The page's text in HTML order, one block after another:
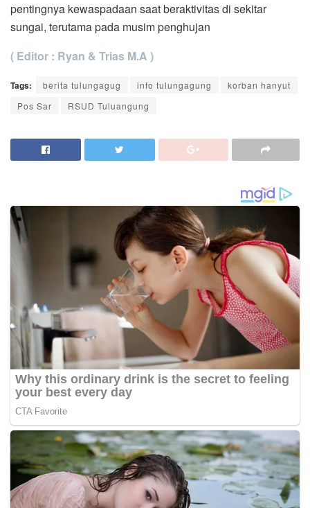
pentingnya kewaspadaan saat beraktivitas di sekitar
sungai, terutama pada musim penghujan
( Editor : Ryan & Trias M.A )
Tags: berita tulungagug info tulungagung
korban hanyut
Pos Sar
RSUD Tuluangung